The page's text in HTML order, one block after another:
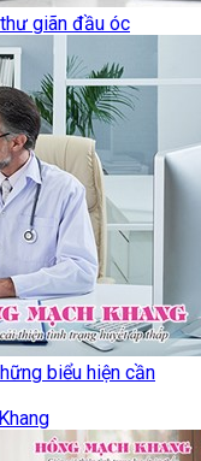
giãn đầu óc
biểu hiện cần